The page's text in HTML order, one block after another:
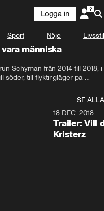
Logga in
Sport Nöje Livsstil
människa
Schyman från 2014 till 2018, i
söder, till flyktingläger på
och privata samtal
som format Gudruns
far, studietiden på
i fredsrörelsen som
att bli en av de mest
SE ALLA
18 DEC. 2018
Trailer: Vill
Kristerz